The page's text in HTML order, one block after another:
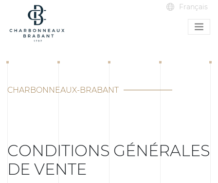
CHARBONNEAUX-BRABANT
CONDITIONS GÉNÉRALES
DE VENTE